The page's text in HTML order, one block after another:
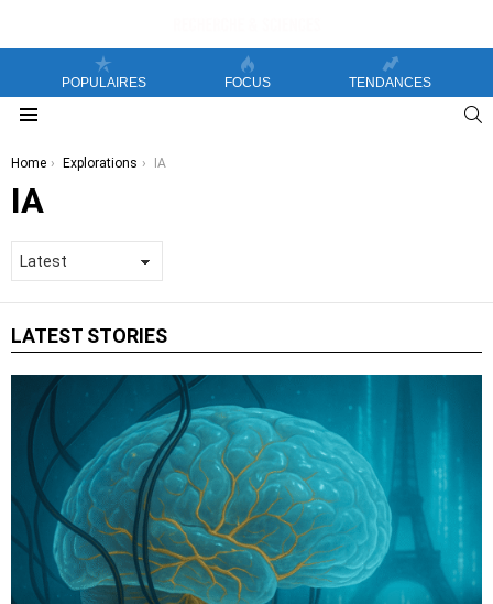
POPULAIRES FOCUS TENDANCES
You are here:
Home Explorations IA
IA
LATEST STORIES